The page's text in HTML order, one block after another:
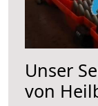
Unser
von